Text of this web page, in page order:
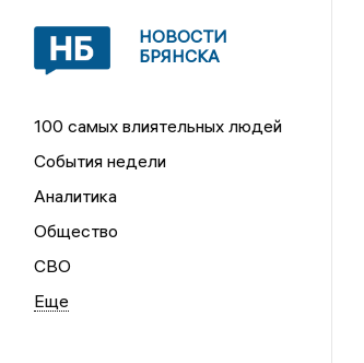
НОВОСТИ
БРЯНСКА
100 самых влиятельных людей
События недели
Аналитика
Общество
СВО